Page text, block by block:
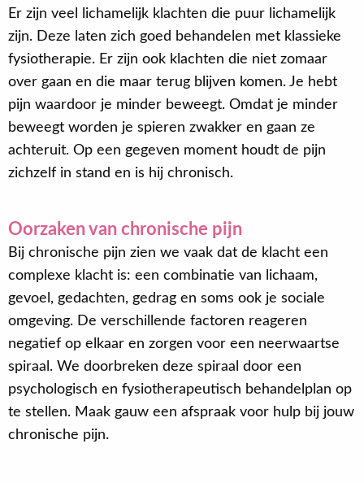
Er zijn veel lichamelijk klachten die puur lichamelijk
zijn. Deze laten zich goed behandelen met klassieke
fysiotherapie. Er zijn ook klachten die niet zomaar
over gaan en die maar terug blijven komen. Je hebt
pijn waardoor je minder beweegt. Omdat je minder
beweegt worden je spieren zwakker en gaan ze
achteruit. Op een gegeven moment houdt de pijn
zichzelf in stand en is hij chronisch.
Oorzaken van chronische pijn
Bij chronische pijn zien we vaak dat de klacht een
complexe klacht is: een combinatie van lichaam,
gevoel, gedachten, gedrag en soms ook je sociale
omgeving. De verschillende factoren reageren
negatief op elkaar en zorgen voor een neerwaartse
spiraal. We doorbreken deze spiraal door een
psychologisch en fysiotherapeutisch behandelplan op
te stellen. Maak gauw een afspraak voor hulp bij jouw
chronische pijn.